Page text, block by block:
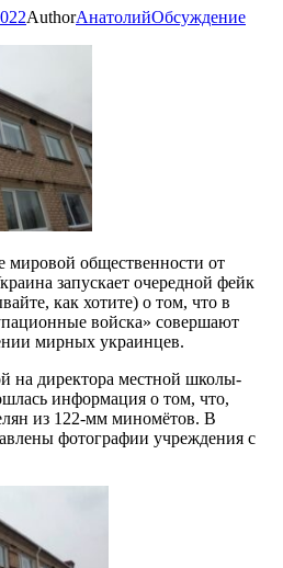
AuthorАнатолийОбсуждение
мировой общественности от
запускает очередной фейк
как хотите) о том, что в
войска» совершают
мирных украинцев.
на директора местной школы-
информация о том, что,
из 122-мм миномётов. В
фотографии учреждения с